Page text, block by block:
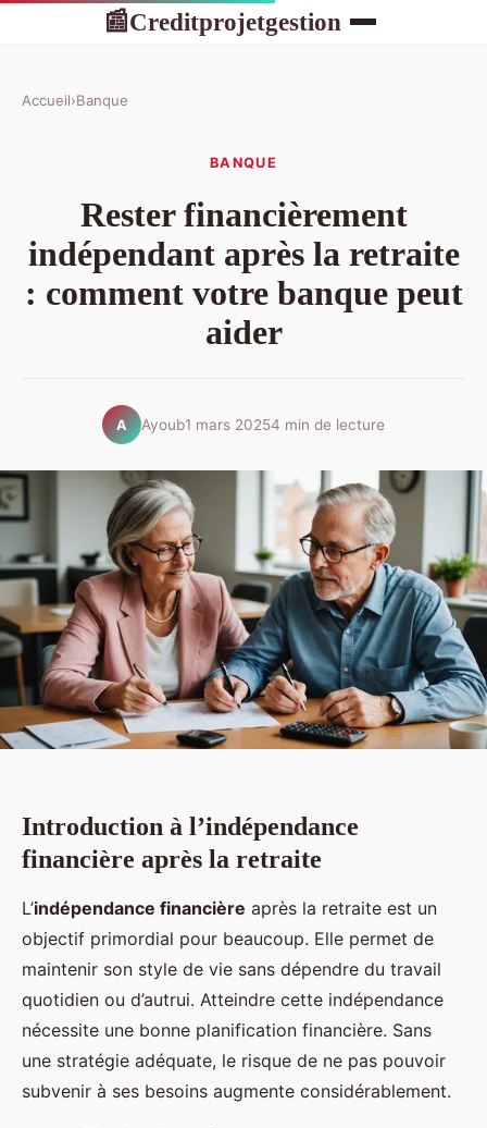
📰Creditprojetgestion
Accueil›Banque
BANQUE
Rester financièrement
indépendant après la retraite
: comment votre banque peut
aider
A Ayoub1 mars 20254 min de lecture
Introduction à l’indépendance
financière après la retraite
L’indépendance financière après la retraite est un
objectif primordial pour beaucoup. Elle permet de
maintenir son style de vie sans dépendre du travail
quotidien ou d’autrui. Atteindre cette indépendance
nécessite une bonne planification financière. Sans
une stratégie adéquate, le risque de ne pas pouvoir
subvenir à ses besoins augmente considérablement.